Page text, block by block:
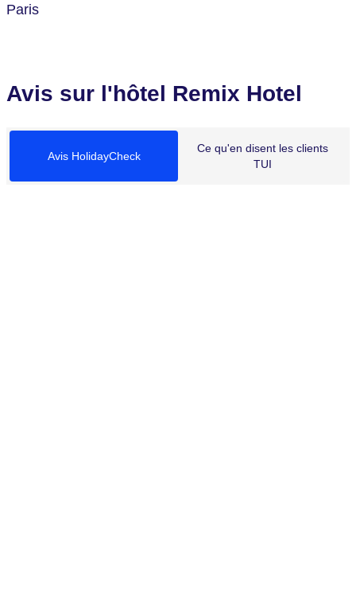
Paris
Avis sur l'hôtel Remix Hotel
Avis HolidayCheck
Ce qu'en disent les clients
TUI